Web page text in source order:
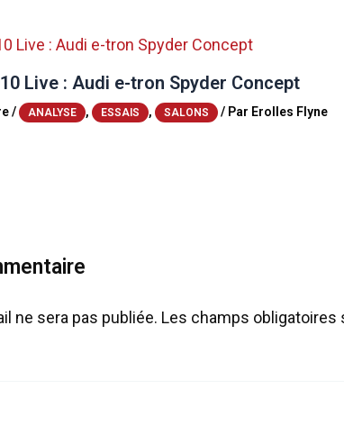
Live : Audi e-tron Spyder Concept
/ ANALYSE , ESSAIS , SALONS / Par Erolles Flyne
ne sera pas publiée. Les champs obligatoires